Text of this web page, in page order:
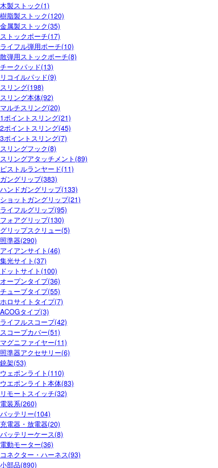
木製ストック(1)
樹脂製ストック(120)
金属製ストック(35)
ストックポーチ(17)
ライフル弾用ポーチ(10)
散弾用ストックポーチ(8)
チークパッド(13)
リコイルパッド(9)
スリング(198)
スリング本体(92)
マルチスリング(20)
1ポイントスリング(21)
2ポイントスリング(45)
3ポイントスリング(7)
スリングフック(8)
スリングアタッチメント(89)
ピストルランヤード(11)
ガングリップ(383)
ハンドガングリップ(133)
ショットガングリップ(21)
ライフルグリップ(95)
フォアグリップ(130)
グリップスクリュー(5)
照準器(290)
アイアンサイト(46)
集光サイト(37)
ドットサイト(100)
オープンタイプ(36)
チューブタイプ(55)
ホロサイトタイプ(7)
ACOGタイプ(3)
ライフルスコープ(42)
スコープカバー(51)
マグニファイヤー(11)
照準器アクセサリー(6)
銃架(53)
ウェポンライト(110)
ウエポンライト本体(83)
リモートスイッチ(32)
電装系(260)
バッテリー(104)
充電器・放電器(20)
バッテリーケース(8)
電動モーター(36)
コネクター・ハーネス(93)
小部品(890)